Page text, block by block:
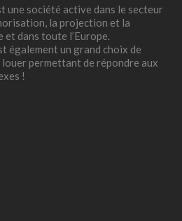
une société active dans le secteur
la projection et la
et dans toute l’Europe.
également un grand choix de
permettant de répondre aux
!